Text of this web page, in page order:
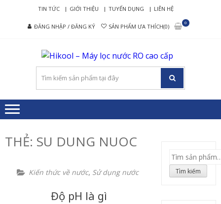
navigation
content
TIN TỨC GIỚI THIỆU TUYỂN DỤNG LIÊN HỆ
ĐĂNG NHẬP / ĐĂNG KÝ SẢN PHẨM ƯA THÍCH(0)
0
RO
THẺ: SU DUNG NUOC
Kiến thức về nước, Sử dụng nước
Độ pH là gì
Tìm
kiếm:
Tìm kiếm